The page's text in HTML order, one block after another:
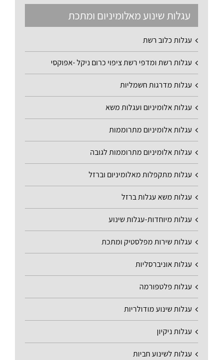
עגלות שינוע מאלומיניום ומתכת
עגלות כלוב רשת
עגלות רשת ומדפי רשת ציפוי כרום ניקל -אפוקסי
עגלות מדרגות חשמליות
עגלות אלומיניום ועגלות משא
עגלות אלומיניום מתרוממות
עגלות אלומיניום מתרוממות לגובה
עגלות מתקפלות מאלומיניום וברזל
עגלות משא עגלות ברזל
עגלות מיוחדות-עגלות שינוע
עגלות שירות מפלסטיק ומתכת
עגלות אוניברסליות
עגלות פלטפורמה
עגלות שינוע מודולריות
עגלות ניקיון
עגלות לשינוע חביות